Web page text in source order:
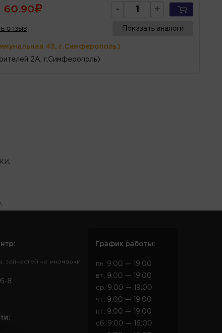
60.90 - +
отзыв Показать аналоги
43, г.Симферополь)
2А, г.Симферополь)
запчастей на иномарки
8
График работы:
пн. 9:00 — 19:00
вт. 9:00 — 19:00
ср. 9:00 — 19:00
чт. 9:00 — 19:00
пт. 9:00 — 19:00
сб. 9:00 — 16:00